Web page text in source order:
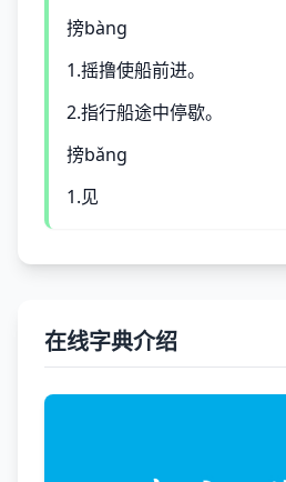
搒bàng
1.摇撸使船前进。
2.指行船途中停歇。
搒bǎng
1.见
在线字典介绍